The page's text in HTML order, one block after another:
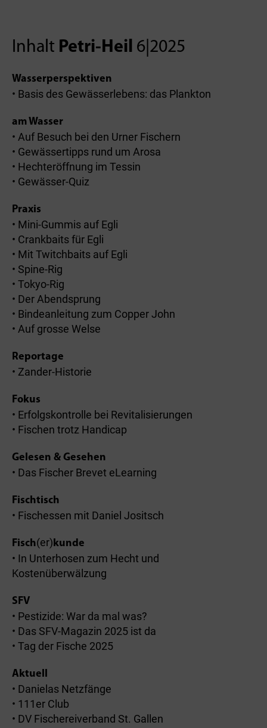
Inhalt Petri-Heil 6|2025
Wasserperspektiven
• Basis des Gewässerlebens: das Plankton
am Wasser
• Auf Besuch bei den Urner Fischern
• Gewässertipps rund um Arosa
• Hechteröffnung im Tessin
• Gewässer-Quiz
Praxis
• Mini-Gummis auf Egli
• Crankbaits für Egli
• Mit Twitchbaits auf Egli
• Spine-Rig
• Tokyo-Rig
• Der Abendsprung
• Bindeanleitung zum Copper John
• Auf grosse Welse
Reportage
• Zander-Historie
Fokus
• Erfolgskontrolle bei Revitalisierungen
• Fischen trotz Handicap
Gelesen & Gesehen
• Das Fischer Brevet eLearning
Fischtisch
• Fischessen mit Daniel Jositsch
Fisch(er)kunde
• In Unterhosen zum Hecht und
Kostenüberwälzung
SFV
• Pestizide: War da mal was?
• Das SFV-Magazin 2025 ist da
• Tag der Fische 2025
Aktuell
• Danielas Netzfänge
• 111er Club
• DV Fischereiverband St. Gallen